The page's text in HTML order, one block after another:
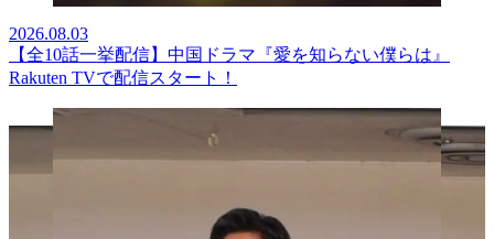
2026.08.03
【全10話一挙配信】中国ドラマ『愛を知らない僕らは』
Rakuten TVで配信スタート！